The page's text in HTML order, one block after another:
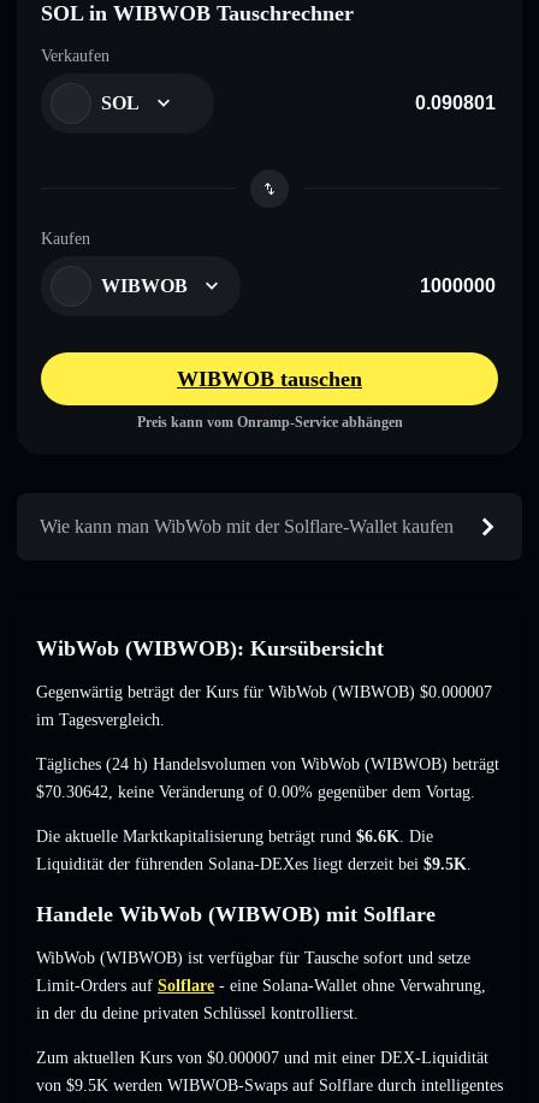
SOL in WIBWOB Tauschrechner
Verkaufen
SOL
Kaufen
WIBWOB
WIBWOB tauschen
Preis kann vom Onramp-Service abhängen
Wie kann man WibWob mit der Solflare-Wallet kaufen
WibWob (WIBWOB): Kursübersicht
Gegenwärtig beträgt der Kurs für WibWob (WIBWOB) $0.000007
im Tagesvergleich.
Tägliches (24 h) Handelsvolumen von WibWob (WIBWOB) beträgt
$70.30642, keine Veränderung of 0.00% gegenüber dem Vortag.
Die aktuelle Marktkapitalisierung beträgt rund $6.6K. Die
Liquidität der führenden Solana-DEXes liegt derzeit bei $9.5K.
Handele WibWob (WIBWOB) mit Solflare
WibWob (WIBWOB) ist verfügbar für Tausche sofort und setze
Limit-Orders auf Solflare - eine Solana-Wallet ohne Verwahrung,
in der du deine privaten Schlüssel kontrollierst.
Zum aktuellen Kurs von $0.000007 und mit einer DEX-Liquidität
von $9.5K werden WIBWOB-Swaps auf Solflare durch intelligentes